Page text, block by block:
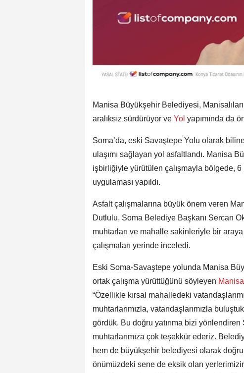
Manisa Büyükşehir Belediyesi,
aralıksız sürdürüyor ve Yol yapımında da
Soma’da, eski Savaştepe Yolu olarak
ulaşımı sağlayan yol asfaltlandı. Manisa
işbirliğiyle yürütülen çalışmayla bölgede,
uygulaması yapıldı.
Asfalt çalışmalarına büyük önem veren
Dutlulu, Soma Belediye Başkanı Sercan
muhtarları ve mahalle sakinleriyle bir
çalışmaları yerinde inceledi.
Eski Soma-Savaştepe yolunda Manisa
ortak çalışma yürüttüğünü söyleyen
“Özellikle kırsal mahalledeki
muhtarlarımızla, vatandaşlarımızla
gördük. Bu doğru yatırıma bizi
muhtarlarımıza çok teşekkür ederiz.
hem de büyükşehir belediyesi olarak
önümüzdeki sene de eksik olan